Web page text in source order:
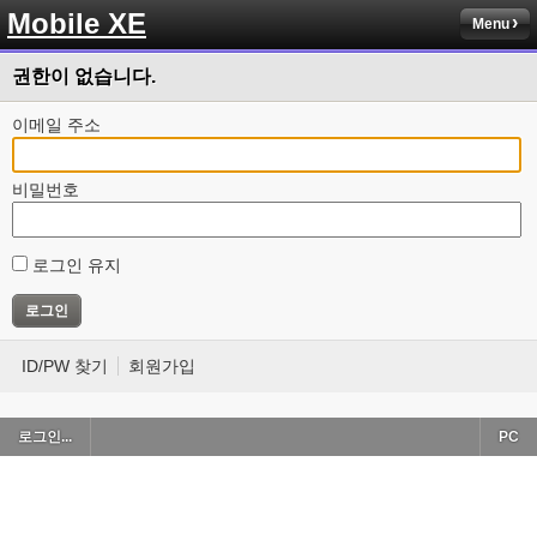
Mobile XE Menu
권한이 없습니다.
이메일 주소
비밀번호
로그인 유지
ID/PW 찾기 회원가입
로그인... PC